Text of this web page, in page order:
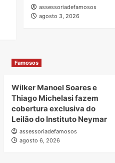
assessoriadefamosos
agosto 3, 2026
Famosos
Wilker Manoel Soares e
Thiago Michelasi fazem
cobertura exclusiva do
Leilão do Instituto Neymar
assessoriadefamosos
agosto 6, 2026